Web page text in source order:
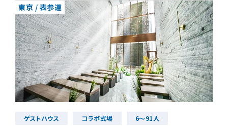
フロア吹き抜け・天井高7mのスケールが印象的で、チャペル内が星
空に包
東京 / 表参道
ゲストハウス コラボ式場 6～91人